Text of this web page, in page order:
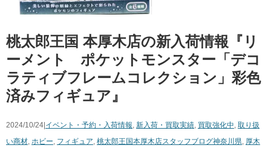
桃太郎王国 本厚木店の新入荷情報『リ
ーメント ポケットモンスター「デコ
ラティブフレームコレクション」彩色
済みフィギュア』
2024/10/24| イベント・予約・入荷情報, 新入荷・買取実績, 買取強化中, 取り扱
い商材, ホビー, フィギュア, 桃太郎王国本厚木店スタッフブログ神奈川県, 厚木